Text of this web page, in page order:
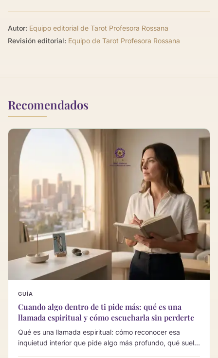
Autor: Equipo editorial de Tarot Profesora Rossana
Revisión editorial: Equipo de Tarot Profesora Rossana
Recomendados
GUÍA
Cuando algo dentro de ti pide más: qué es una
llamada espiritual y cómo escucharla sin perderte
Qué es una llamada espiritual: cómo reconocer esa
inquietud interior que pide algo más profundo, qué suele